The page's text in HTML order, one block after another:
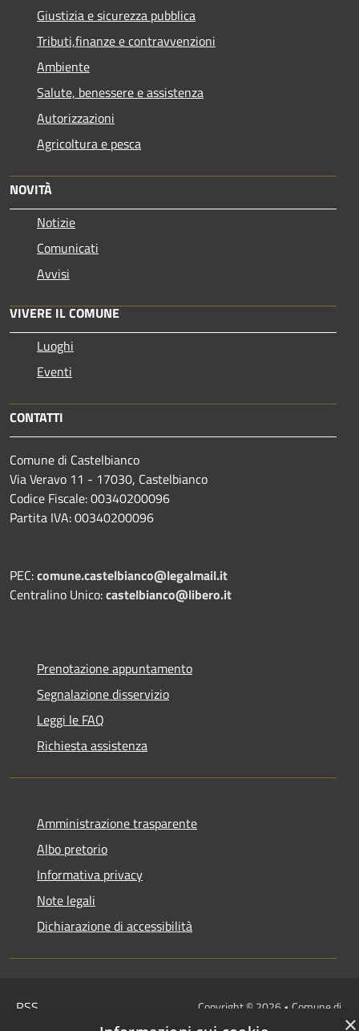
Giustizia e sicurezza pubblica
Tributi,finanze e contravvenzioni
Ambiente
Salute, benessere e assistenza
Autorizzazioni
Agricoltura e pesca
NOVITÀ
Notizie
Comunicati
Avvisi
VIVERE IL COMUNE
Luoghi
Eventi
CONTATTI
Comune di Castelbianco
Via Veravo 11 - 17030, Castelbianco
Codice Fiscale: 00340200096
Partita IVA: 00340200096
PEC:comune.castelbianco@legalmail.it
Centralino Unico:castelbianco@libero.it
Prenotazione appuntamento
Segnalazione disservizio
Leggi le FAQ
Richiesta assistenza
Amministrazione trasparente
Albo pretorio
Informativa privacy
Note legali
Dichiarazione di accessibilità
RSS
Copyright © 2026 • Comune di
Castelbianco • Powered by
×